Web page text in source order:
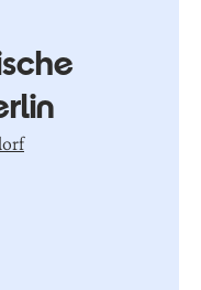
sche
rlin
orf